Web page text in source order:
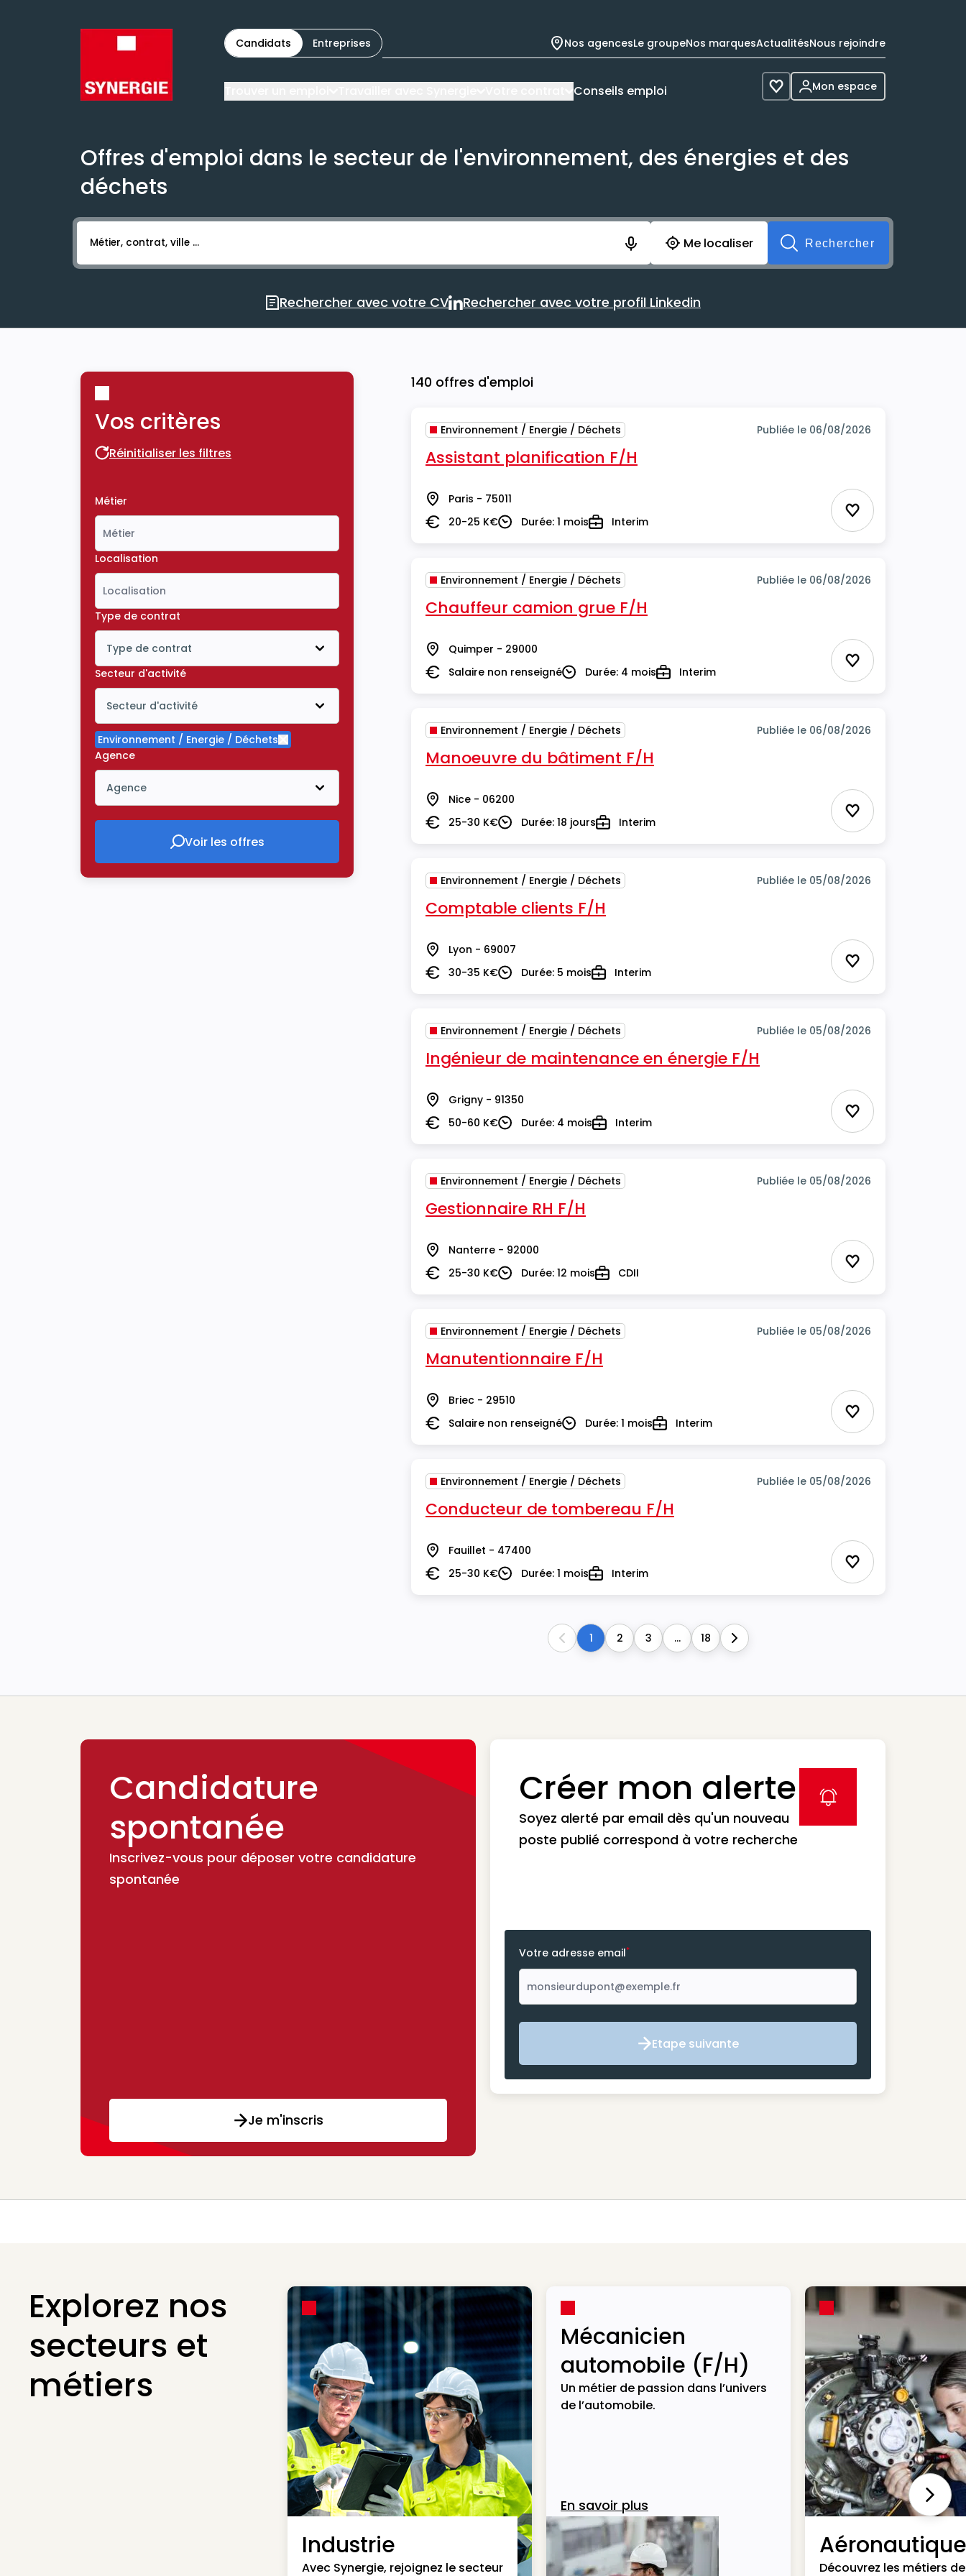
Candidats Entreprises Nos agencesLe groupeNos marquesActualitésNous rejoindre
Conseils emploi Voir les favoris
Mon espace
Offres d'emploi dans le secteur de l'environnement, des énergies et des
déchets
Activer l’élément pour lancer l’enregistrement. Vous aurez 10 secondes pour enregistrer votre recherche avant soumission du formulaire. Vous
Me localiser
Rechercher
Rechercher avec votre CV
Rechercher avec votre CV
Rechercher avec votre profil Linkedin
Rechercher avec votre profil Linkedin
Vos critères
Réinitialiser les filtres
Réinitialiser les filtres
Métier
Localisation
Type de contrat
Type de contrat
Icône ouvrir la liste déroulante
Secteur d'activité
Secteur d'activité
Icône ouvrir la liste déroulante
Environnement / Energie / Déchets
Supprimer le critère Environnement / Energie / Déchets
Agence
Agence
Icône ouvrir la liste déroulante
Voir les offres
Voir les offres
140 offres d'emploi
Environnement / Energie / Déchets Publiée le 06/08/2026
Assistant planification F/H
Lieu Paris - 75011
Salaire20-25 K€DuréeDurée: 1 moisTypeInterim Ajouter aux
Environnement / Energie / Déchets Publiée le 06/08/2026
Chauffeur camion grue F/H
Lieu Quimper - 29000
SalaireSalaire non renseignéDuréeDurée: 4 moisTypeInterim Ajouter aux
Environnement / Energie / Déchets Publiée le 06/08/2026
Manoeuvre du bâtiment F/H
Lieu Nice - 06200
Salaire25-30 K€DuréeDurée: 18 joursTypeInterim Ajouter aux
Environnement / Energie / Déchets Publiée le 05/08/2026
Comptable clients F/H
Lieu Lyon - 69007
Salaire30-35 K€DuréeDurée: 5 moisTypeInterim Ajouter aux
Environnement / Energie / Déchets Publiée le 05/08/2026
Ingénieur de maintenance en énergie F/H
Lieu Grigny - 91350
Salaire50-60 K€DuréeDurée: 4 moisTypeInterim Ajouter aux
Environnement / Energie / Déchets Publiée le 05/08/2026
Gestionnaire RH F/H
Lieu Nanterre - 92000
Salaire25-30 K€DuréeDurée: 12 moisTypeCDII Ajouter aux
Environnement / Energie / Déchets Publiée le 05/08/2026
Manutentionnaire F/H
Lieu Briec - 29510
SalaireSalaire non renseignéDuréeDurée: 1 moisTypeInterim Ajouter aux
Environnement / Energie / Déchets Publiée le 05/08/2026
Conducteur de tombereau F/H
Lieu Fauillet - 47400
Salaire25-30 K€DuréeDurée: 1 moisTypeInterim Ajouter aux
Previous
1 2 3 ... 18 Next
Candidature
spontanée
Inscrivez-vous pour déposer votre candidature
spontanée
Je m'inscris
Créer mon alerte
Soyez alerté par email dès qu'un nouveau
poste publié correspond à votre recherche
label icon
Votre adresse email*
Etape suivante
Etape suivante
Explorez nos
secteurs et
métiers
Industrie
Avec Synergie, rejoignez le secteur
Mécanicien
automobile (F/H)
Un métier de passion dans l’univers
de l’automobile.
En savoir plus
Aéronautique
Découvrez les métiers de
Next